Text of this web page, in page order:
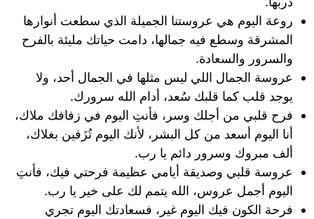
روعة اليوم هي عروستنا الجميلة الذي سطعت أنوارها
المشرقة وسطع فيه جمالها، دامت حياتك مليئة بالفرح
والسرور والسعادة.
عروسة الجمال اللي ليس مثلها في الجمال أحد، ولا
يوجد قلب كما قلبك سُعد، أدام الله سرورك.
فرح قلبي من أجلك وسر، فأنتِ اليوم في زفافك ملاك،
أنا اليوم أسعد من كل البشر، لأنك اليوم تُزَفين بغلاك،
ألف مبروك وسرور دائم يا رب.
عروسة قلبي وصديقة أيامي عظيمة فرحتي فيك، فأنتِ
اليوم أجمل عروس، الله يتمم لك على خير يا رب.
فرحة الكون فيك اليوم غير، فسعادتك اليوم تجري